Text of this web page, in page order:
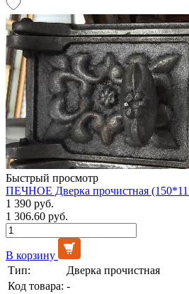
Быстрый просмотр
ПЕЧНОЕ Дверка прочистная
1 390 руб.
1 306.60 руб.
В корзину
Тип:
Дверка прочистная
Код товара: -